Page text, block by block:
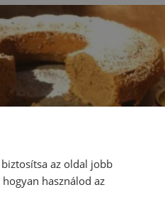
az oldal jobb
használod az